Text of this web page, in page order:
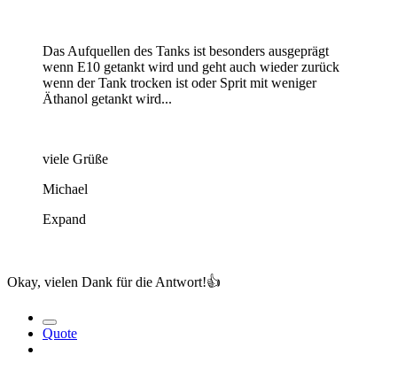
Das Aufquellen des Tanks ist besonders ausgeprägt
wenn E10 getankt wird und geht auch wieder zurück
wenn der Tank trocken ist oder Sprit mit weniger
Äthanol getankt wird...
viele Grüße
Michael
Expand
Okay, vielen Dank für die Antwort!👍
Quote